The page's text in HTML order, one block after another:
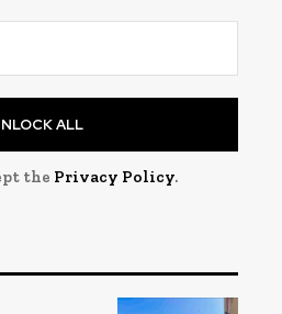
ALL
the Privacy Policy.